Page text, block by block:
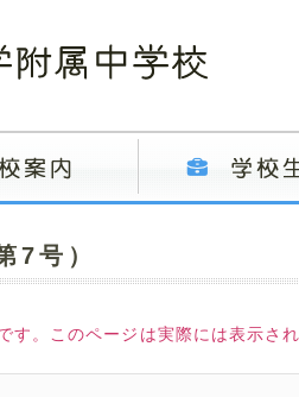
7号）
す。このページは実際には表示さ